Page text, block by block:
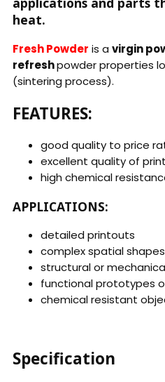
heat.
Fresh Powder is a virgin
refreshpowder properties
(sintering process).
FEATURES:
good quality to price
excellent quality of
high chemical
APPLICATIONS:
detailed printouts
complex spatial shapes
structural or
functional prototypes
chemical resistant
Specification